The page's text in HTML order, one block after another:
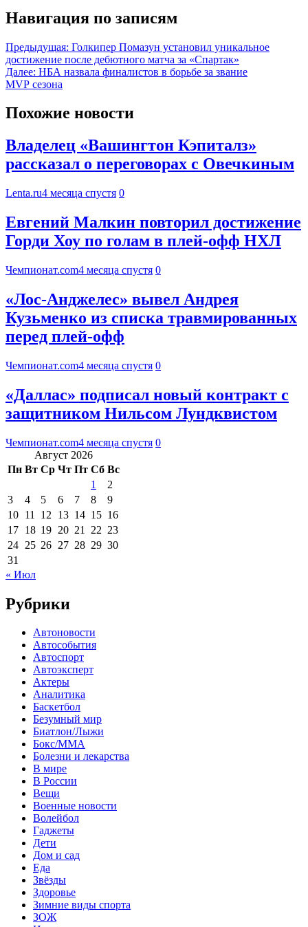
Навигация по записям
Предыдущая: Голкипер Помазун установил уникальное
достижение после дебютного матча за «Спартак»
Далее: НБА назвала финалистов в борьбе за звание
MVP сезона
Похожие новости
Владелец «Вашингтон Кэпиталз»
рассказал о переговорах с Овечкиным
Lenta.ru4 месяца спустя 0
Евгений Малкин повторил достижение
Горди Хоу по голам в плей-офф НХЛ
Чемпионат.com4 месяца спустя 0
«Лос-Анджелес» вывел Андрея
Кузьменко из списка травмированных
перед плей-офф
Чемпионат.com4 месяца спустя 0
«Даллас» подписал новый контракт с
защитником Нильсом Лундквистом
Чемпионат.com4 месяца спустя 0
Август 2026
Пн Вт Ср Чт Пт Сб Вс
1
2
3
4 5 6 7 8
9
10 11 12 13 14 15 16
17 18 19 20 21 22 23
24 25 26 27 28 29 30
31
« Июл
Рубрики
Автоновости
Автособытия
Автоспорт
Автоэксперт
Актеры
Аналитика
Баскетбол
Безумный мир
Биатлон/Лыжи
Бокс/MMA
Болезни и лекарства
В мире
В России
Вещи
Военные новости
Волейбол
Гаджеты
Дети
Дом и сад
Еда
Звёзды
Здоровье
Зимние виды спорта
ЗОЖ